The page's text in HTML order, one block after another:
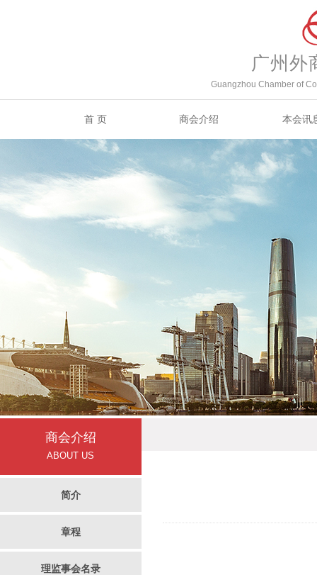
广州外
Guangzhou Chamber of
首 页 商会介绍 本会讯
商会介绍
ABOUT US
简介
章程
理监事会名录